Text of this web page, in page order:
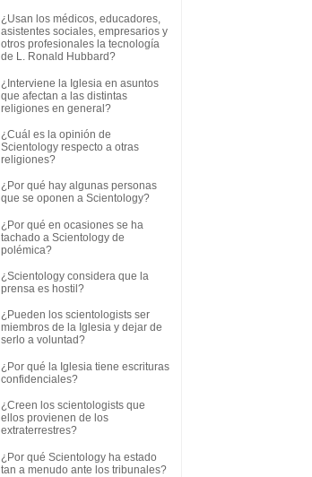
¿Usan los médicos, educadores,
asistentes sociales, empresarios y
otros profesionales la tecnología
de L. Ronald Hubbard?
¿Interviene la Iglesia en asuntos
que afectan a las distintas
religiones en general?
¿Cuál es la opinión de
Scientology respecto a otras
religiones?
¿Por qué hay algunas personas
que se oponen a Scientology?
¿Por qué en ocasiones se ha
tachado a Scientology de
polémica?
¿Scientology considera que la
prensa es hostil?
¿Pueden los scientologists ser
miembros de la Iglesia y dejar de
serlo a voluntad?
¿Por qué la Iglesia tiene escrituras
confidenciales?
¿Creen los scientologists que
ellos provienen de los
extraterrestres?
¿Por qué Scientology ha estado
tan a menudo ante los tribunales?